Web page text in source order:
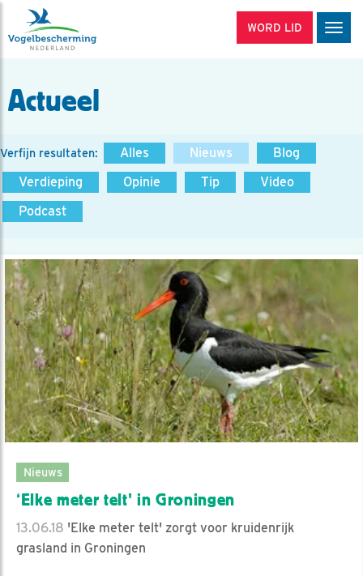
WORD LID
Actueel
Verfijn resultaten: Alles Nieuws
Blog
Verdieping
Opinie Tip
Video
Podcast
Nieuws
‘Elke meter telt' in Groningen
13.06.18 'Elke meter telt' zorgt voor kruidenrijk
grasland in Groningen